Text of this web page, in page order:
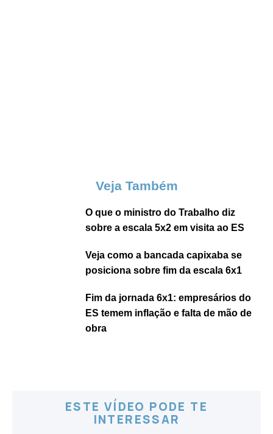
Veja Também
O que o ministro do Trabalho diz
sobre a escala 5x2 em visita ao ES
Veja como a bancada capixaba se
posiciona sobre fim da escala 6x1
Fim da jornada 6x1: empresários do
ES temem inflação e falta de mão de
obra
ESTE VÍDEO PODE TE
INTERESSAR